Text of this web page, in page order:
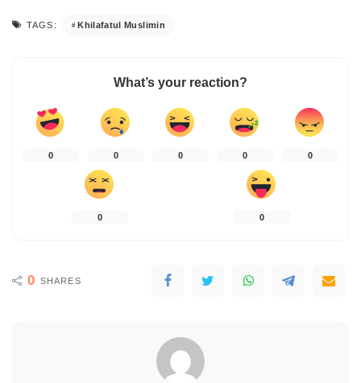
TAGS: Khilafatul Muslimin
What’s your reaction?
0 0 0 0 0
0 0
0 SHARES